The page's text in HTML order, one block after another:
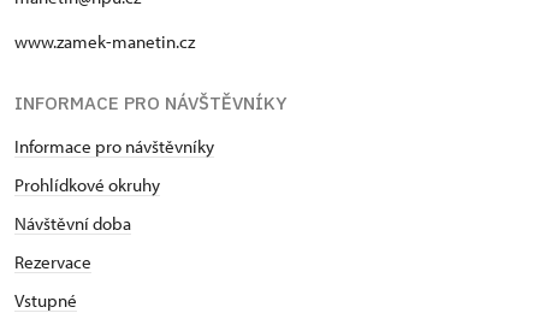
www.zamek-manetin.cz
INFORMACE PRO NÁVŠTĚVNÍKY
Informace pro návštěvníky
Prohlídkové okruhy
Návštěvní doba
Rezervace
Vstupné